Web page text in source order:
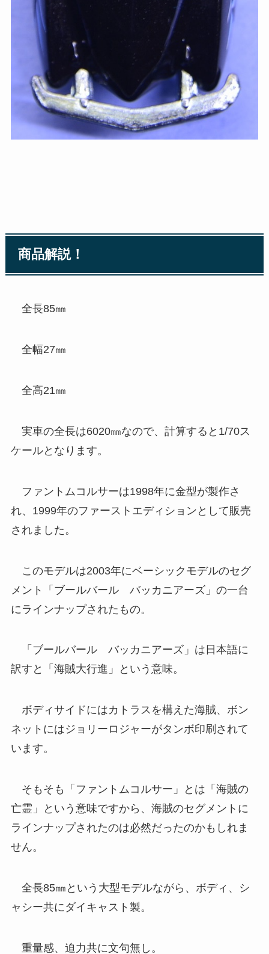
商品解説！
全長85㎜
全幅27㎜
全高21㎜
実車の全長は6020㎜なので、計算すると1/70ス
ケールとなります。
ファントムコルサーは1998年に金型が製作さ
れ、1999年のファーストエディションとして販売
されました。
このモデルは2003年にベーシックモデルのセグ
メント「ブールバール バッカニアーズ」の一台
にラインナップされたもの。
「ブールバール バッカニアーズ」は日本語に
訳すと「海賊大行進」という意味。
ボディサイドにはカトラスを構えた海賊、ボン
ネットにはジョリーロジャーがタンボ印刷されて
います。
そもそも「ファントムコルサー」とは「海賊の
亡霊」という意味ですから、海賊のセグメントに
ラインナップされたのは必然だったのかもしれま
せん。
全長85㎜という大型モデルながら、ボディ、シ
ャシー共にダイキャスト製。
重量感、迫力共に文句無し。